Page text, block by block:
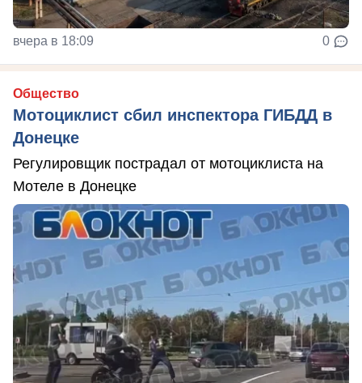
вчера в 18:09 0
Общество
Мотоциклист сбил инспектора ГИБДД в
Донецке
Регулировщик пострадал от мотоциклиста на
Мотеле в Донецке